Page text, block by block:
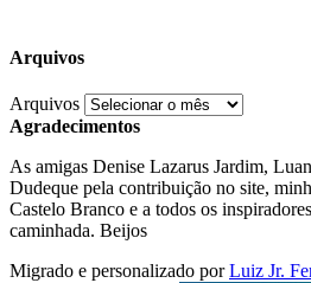
Arquivos
Arquivos
Agradecimentos
As amigas Denise Lazarus Jardim,
Dudeque pela contribuição no site,
Castelo Branco e a todos os
caminhada. Beijos
Migrado e personalizado porLuiz Jr.